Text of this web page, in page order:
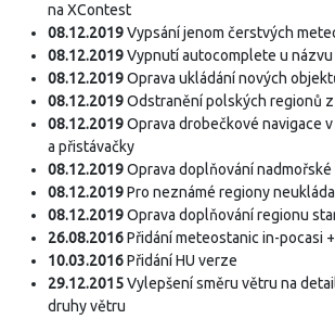
na XContest
08.12.2019Vypsání jenom čerstvých
08.12.2019Vypnutí autocomplete u
08.12.2019Oprava ukládání nových
08.12.2019Odstranění polských regionů
08.12.2019Oprava drobečkové navigace
a přistávačky
08.12.2019Oprava doplňování nadmořské
08.12.2019Pro neznámé regiony
08.12.2019Oprava doplňování regionu
26.08.2016Přidání meteostanic in-pocasi
10.03.2016Přidání HU verze
29.12.2015Vylepšení směru větru na
druhy větru